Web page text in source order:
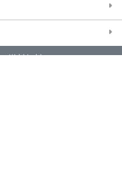
送料無料